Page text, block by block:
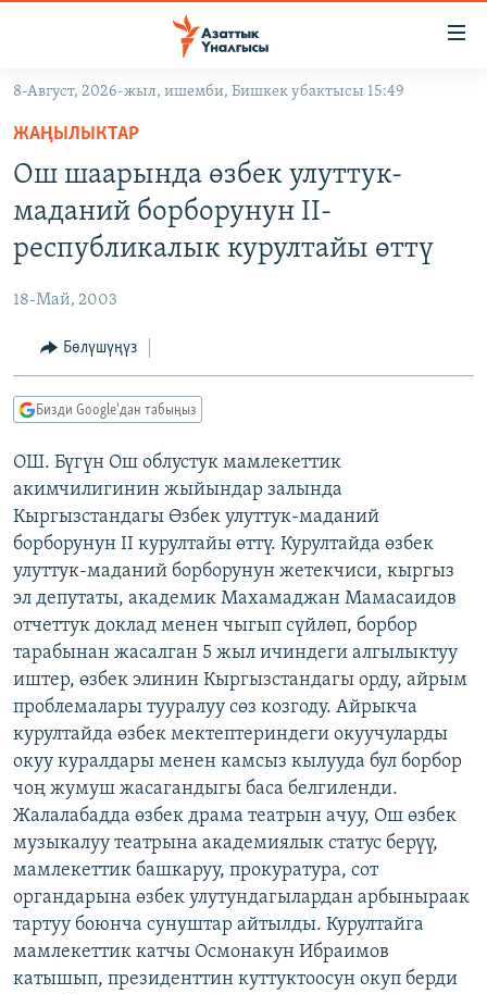
Навигацияга
өтүңүз
Издөөгө
салыңызКЫРГЫЗСТАН
МАДАНИЯТ
УКРАИНА
ТВ ПРОГРАММАЛАР
БҮГҮН АЗАТТЫКТА
ДАНИСТЕ
АЗАТТЫК+
ЫҢГАЙСЫЗ СУРООЛОР
ПОДКАСТ
ОНЛАЙН ШЕРИНЕ
ЭЕ/АРнун бардык сайттары
8-Август, 2026-жыл, ишемби, Бишкек убактысы 15:49
ЖАҢЫЛЫКТАР
Ош шаарында өзбек улуттук-
маданий борборунун II-
республикалык курултайы өттү
18-Май, 2003
Бөлүшүңүз
Бизди Google'дан табыңыз
ОШ. Бүгүн Ош облустук мамлекеттик
акимчилигинин жыйындар залында
Кыргызстандагы Өзбек улуттук-маданий
борборунун II курултайы өттү. Курултайда өзбек
улуттук-маданий борборунун жетекчиси, кыргыз
эл депутаты, академик Махамаджан Мамасаидов
отчеттук доклад менен чыгып сүйлөп, борбор
тарабынан жасалган 5 жыл ичиндеги алгылыктуу
иштер, өзбек элинин Кыргызстандагы орду, айрым
проблемалары тууралуу сөз козгоду. Айрыкча
курултайда өзбек мектептериндеги окуучуларды
окуу куралдары менен камсыз кылууда бул борбор
чоң жумуш жасагандыгы баса белгиленди.
Жалалабадда өзбек драма театрын ачуу, Ош өзбек
музыкалуу театрына академиялык статус берүү,
мамлекеттик башкаруу, прокуратура, сот
органдарына өзбек улутундагылардан арбыныраак
тартуу боюнча сунуштар айтылды. Курултайга
мамлекеттик катчы Осмонакун Ибраимов
катышып, президенттин куттуктоосун окуп берди